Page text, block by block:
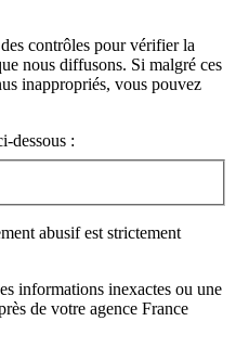
contrôles pour vérifier la
nous diffusons. Si malgré ces
inappropriés, vous pouvez
dessous :
abusif est strictement
informations inexactes ou une
de votre agence France